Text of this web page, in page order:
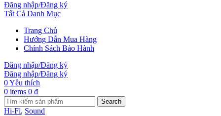
Đăng nhập/Đăng ký
Tất Cả Danh Mục
Trang Chủ
Hướng Dẫn Mua Hàng
Chính Sách Bảo Hành
Đăng nhập/Đăng ký
Đăng nhập/Đăng ký
0Yêu thích
0 items 0 ₫
Search
Hi-Fi, Sound